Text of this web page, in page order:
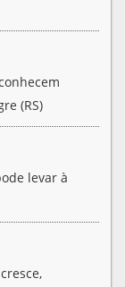
(RS)
levar à